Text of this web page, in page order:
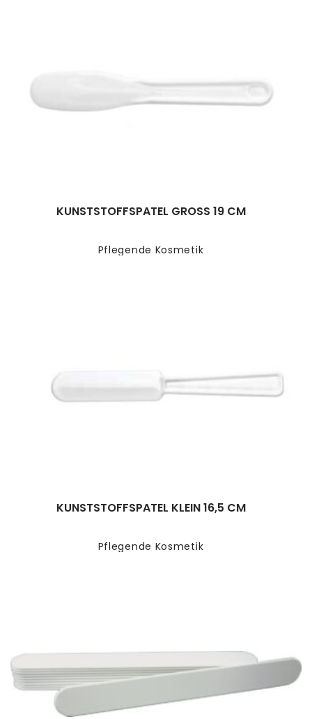
Pflegende Kosmetik
KUNSTSTOFFSPATEL GROSS 19 CM
Pflegende Kosmetik
KUNSTSTOFFSPATEL KLEIN 16,5 CM